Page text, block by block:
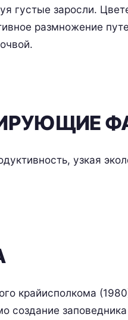
густые заросли.
размножение
узкая
крайисполкома
создание